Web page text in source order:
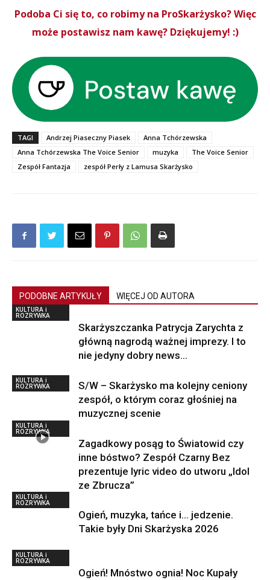
Podoba Ci się to, co robimy na ProSkarżysko? Więc
może postawisz nam kawę? Dziękujemy! :)
TAGI Andrzej Piaseczny Piasek
Anna Tchórzewska
Anna Tchórzewska The Voice Senior
muzyka
The Voice Senior
Zespół Fantazja
zespół Perły z Lamusa Skarżysko
PODOBNE ARTYKUŁY WIĘCEJ OD AUTORA
KULTURA i
ROZRYWKA
Skarżyszczanka Patrycja Zarychta z
główną nagrodą ważnej imprezy. I to
nie jedyny dobry news…
KULTURA i
ROZRYWKA
S/W – Skarżysko ma kolejny ceniony
zespół, o którym coraz głośniej na
muzycznej scenie
KULTURA i
ROZRYWKA
Zagadkowy posąg to Światowid czy
inne bóstwo? Zespół Czarny Bez
prezentuje lyric video do utworu „Idol
ze Zbrucza”
KULTURA i
ROZRYWKA
Ogień, muzyka, tańce i… jedzenie.
Takie były Dni Skarżyska 2026
KULTURA i
ROZRYWKA
Ogień! Mnóstwo ognia! Noc Kupały